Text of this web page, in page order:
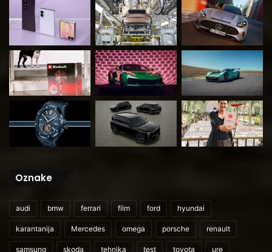
Oznake
audi bmw ferrari film ford hyundai
karantanija Mercedes omega porsche renault
samsung skoda tehnika test toyota ure